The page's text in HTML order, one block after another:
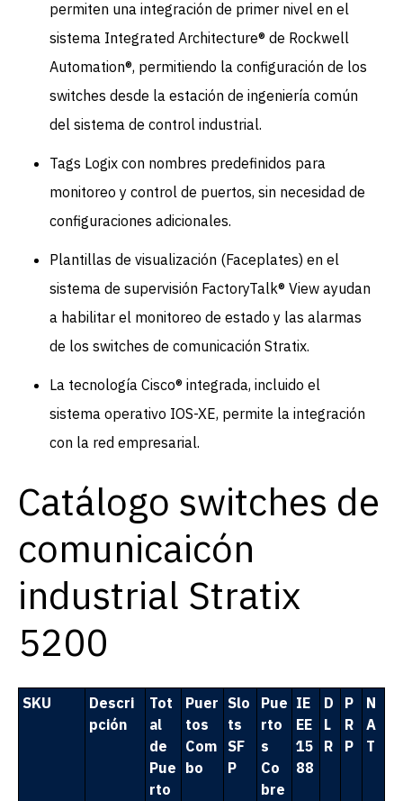
permiten una integración de primer nivel en el
sistema Integrated Architecture® de Rockwell
Automation®, permitiendo la configuración de los
switches desde la estación de ingeniería común
del sistema de control industrial.
Tags Logix con nombres predefinidos para
monitoreo y control de puertos, sin necesidad de
configuraciones adicionales.
Plantillas de visualización (Faceplates) en el
sistema de supervisión FactoryTalk® View ayudan
a habilitar el monitoreo de estado y las alarmas
de los switches de comunicación Stratix.
La tecnología Cisco® integrada, incluido el
sistema operativo IOS-XE, permite la integración
con la red empresarial.
Catálogo switches de
comunicaicón
industrial Stratix
5200
SKU
Descri
pción
Tot
al
de
Pue
rto
Puer
tos
Com
bo
Slo
ts
SF
P
Pue
rto
s
Co
bre
IE
EE
15
88
D
L
R
P
R
P
N
A
T